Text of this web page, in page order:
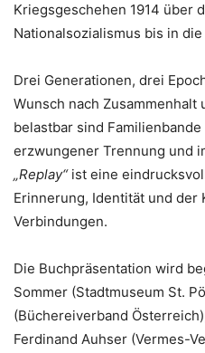
Kriegsgeschehen 1914 über
Nationalsozialismus bis in
Drei Generationen, drei
Wunsch nach
belastbar sind
erzwungener Trennung und
„Replay“ist eine
Erinnerung, Identität und der
Verbindungen.
Die Buchpräsentation wird
Sommer (Stadtmuseum St.
(Büchereiverband
Ferdinand Auhser (Vermes-